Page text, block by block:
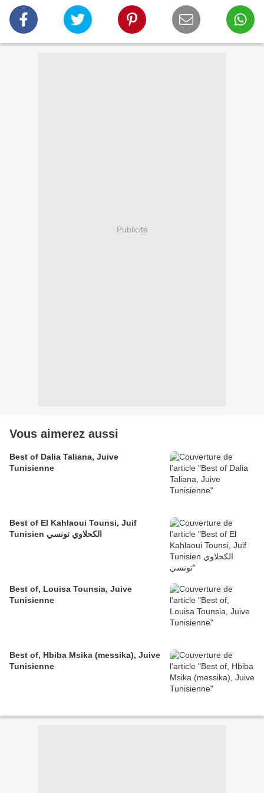
Publicité
Vous aimerez aussi
Best of Dalia Taliana, Juive
Tunisienne
Best of El Kahlaoui Tounsi, Juif
Tunisien الكحلاوي تونسي
Best of, Louisa Tounsia, Juive
Tunisienne
Best of, Hbiba Msika (messika), Juive
Tunisienne